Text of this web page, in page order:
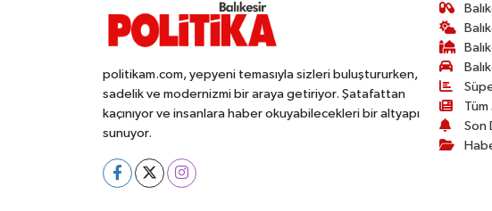
politikam.com, yepyeni temasıyla sizleri buluştururken,
sadelik ve modernizmi bir araya getiriyor. Şatafattan
kaçınıyor ve insanlara haber okuyabilecekleri bir altyapı
sunuyor.
Son